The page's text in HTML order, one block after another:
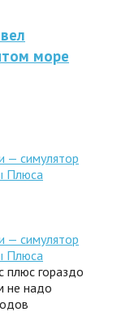
море
— симулятор
Плюса
— симулятор
Плюса
плюс гораздо
не надо